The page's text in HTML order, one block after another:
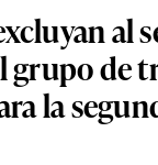
al
grupo de
la